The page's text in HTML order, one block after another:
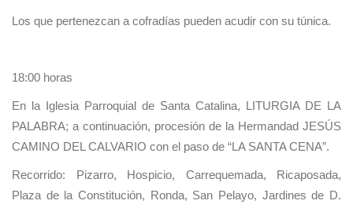
Los que pertenezcan a cofradías pueden acudir con su túnica.
18:00 horas
En la Iglesia Parroquial de Santa Catalina, LITURGIA DE LA
PALABRA; a continuación, procesión de la Hermandad JESÚS
CAMINO DEL CALVARIO con el paso de “LA SANTA CENA”.
Recorrido: Pizarro, Hospicio, Carrequemada, Ricaposada,
Plaza de la Constitución, Ronda, San Pelayo, Jardines de D.